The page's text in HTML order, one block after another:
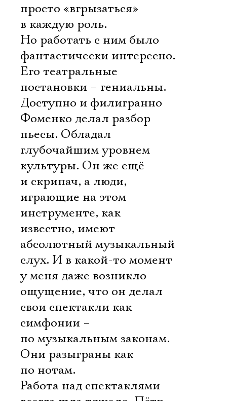
просто «вгрызаться»
в каждую роль.
Но работать с ним было
фантастически интересно.
Его театральные
постановки – гениальны.
Доступно и филигранно
Фоменко делал разбор
пьесы. Обладал
глубочайшим уровнем
культуры. Он же ещё
и скрипач, а люди,
играющие на этом
инструменте, как
известно, имеют
абсолютный музыкальный
слух. И в какой-то момент
у меня даже возникло
ощущение, что он делал
свои спектакли как
симфонии –
по музыкальным законам.
Они разыграны как
по нотам.
Работа над спектаклями